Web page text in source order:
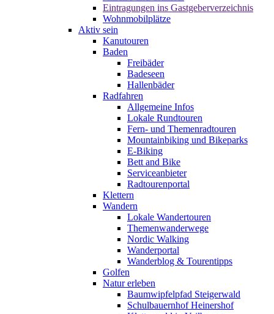
Eintragungen ins Gastgeberverzeichnis
Wohnmobilplätze
Aktiv sein
Kanutouren
Baden
Freibäder
Badeseen
Hallenbäder
Radfahren
Allgemeine Infos
Lokale Rundtouren
Fern- und Themenradtouren
Mountainbiking und Bikeparks
E-Biking
Bett and Bike
Serviceanbieter
Radtourenportal
Klettern
Wandern
Lokale Wandertouren
Themenwanderwege
Nordic Walking
Wanderportal
Wanderblog & Tourentipps
Golfen
Natur erleben
Baumwipfelpfad Steigerwald
Schulbauernhof Heinershof